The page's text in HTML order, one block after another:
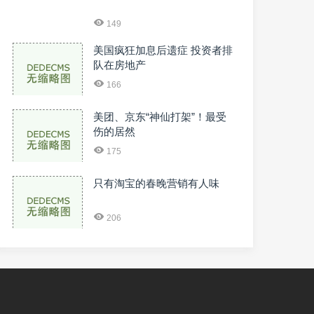
149
美国疯狂加息后遗症 投资者排
队在房地产
166
美团、京东“神仙打架”！最受
伤的居然
175
只有淘宝的春晚营销有人味
206